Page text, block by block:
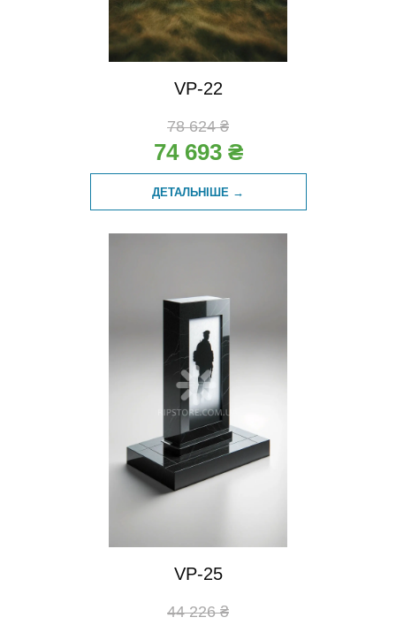
VP-22
78 624 ₴
74 693 ₴
ДЕТАЛЬНІШЕ →
VP-25
44 226 ₴